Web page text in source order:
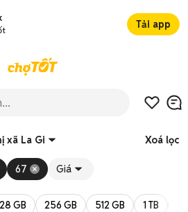
Tải app
xã La Gi Xoá lọc
67 Giá
GB 256 GB 512 GB 1 TB